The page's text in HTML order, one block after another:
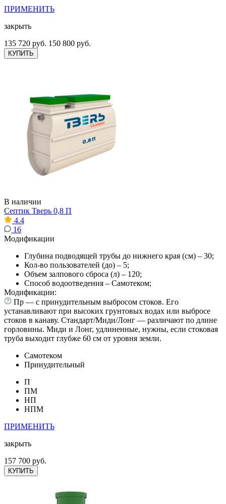
ПРИМЕНИТЬ
закрыть
135 720 руб. 150 800 руб.
КУПИТЬ
В наличии
Септик Тверь 0,8 П
4.4
16
Модификации
Глубина подводящей трубы до нижнего края (см) – 30;
Кол-во пользователей (до) – 5;
Объем залпового сброса (л) – 120;
Способ водоотведения – Самотеком;
Модификации:
Пр — с принудительным выбросом стоков. Его
устанавливают при высоких грунтовых водах или выбросе
стоков в канаву. Стандарт/Миди/Лонг — различают по длине
горловины. Миди и Лонг, удлиненные, нужны, если стоковая
труба выходит глубже 60 см от уровня земли.
Самотеком
Принудительный
П
ПМ
НП
НПМ
ПРИМЕНИТЬ
закрыть
157 700 руб.
КУПИТЬ